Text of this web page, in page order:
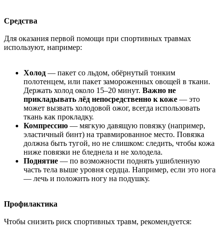
Средства
Для оказания первой помощи при спортивных травмах
используют, например:
Холод — пакет со льдом, обёрнутый тонким
полотенцем, или пакет замороженных овощей в ткани.
Держать холод около 15–20 минут. Важно не
прикладывать лёд непосредственно к коже — это
может вызвать холодовой ожог, всегда использовать
ткань как прокладку.
Компрессию — мягкую давящую повязку (например,
эластичный бинт) на травмированное место. Повязка
должна быть тугой, но не слишком: следить, чтобы кожа
ниже повязки не бледнела и не холодела.
Поднятие — по возможности поднять ушибленную
часть тела выше уровня сердца. Например, если это нога
— лечь и положить ногу на подушку.
Профилактика
Чтобы снизить риск спортивных травм, рекомендуется: